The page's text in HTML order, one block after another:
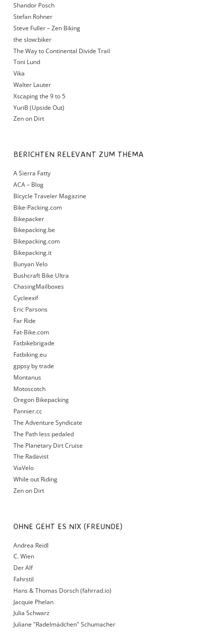
Shandor Posch
Stefan Rohner
Steve Fuller – Zen Biking
the slow:biker
The Way to Continental Divide Trail
Toni Lund
Vika
Walter Lauter
Xscaping the 9 to 5
YuriB (Upside Out)
Zen on Dirt
BERICHTEN RELEVANT ZUM THEMA
A Sierra Fatty
ACA – Blog
Bicycle Traveler Magazine
Bike-Packing.com
Bikepacker
Bikepacking.be
Bikepacking.com
Bikepacking.it
Bunyan Velo
Bushcraft Bike Ultra
ChasingMailboxes
Cycleexif
Eric Parsons
Far Ride
Fat-Bike.com
Fatbikebrigade
Fatbiking.eu
gppsy by trade
Montanus
Motoscotch
Oregon Bikepacking
Pannier.cc
The Adventure Syndicate
The Path less pedaled
The Planetary Dirt Cruise
The Radavist
ViaVelo
While out Riding
Zen on Dirt
OHNE GEHT ES NIX (FREUNDE)
Andrea Reidl
C. Wien
Der Alf
Fahrstil
Hans & Thomas Dorsch (fahrrad.io)
Jacquie Phelan
Julia Schwarz
Juliane "Radelmädchen" Schumacher